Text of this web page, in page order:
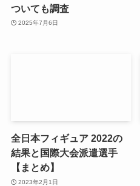
ついても調査
2025年7月6日
全日本フィギュア 2022の
結果と国際大会派遣選手
【まとめ】
2023年2月1日